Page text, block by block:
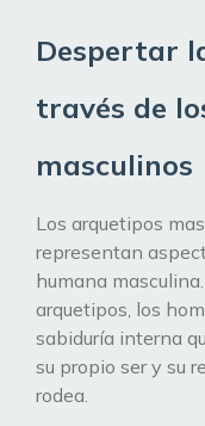
Despertar
través de
masculinos
Los arquetipos
representan
humana
arquetipos, los
sabiduría interna
su propio ser y su
rodea.